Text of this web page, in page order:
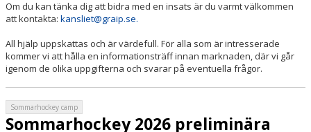
Om du kan tänka dig att bidra med en insats är du varmt välkommen
att kontakta: kansliet@graip.se.
All hjälp uppskattas och är värdefull. För alla som är intresserade
kommer vi att hålla en informationsträff innan marknaden, där vi går
igenom de olika uppgifterna och svarar på eventuella frågor.
Sommarhockey camp
Sommarhockey 2026 preliminära